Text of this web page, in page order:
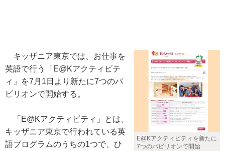
E@Kアクティビティを新たに
7つのパビリオンで開始
キッザニア東京では、お仕事を
英語で行う「E@Kアクティビテ
ィ」を7月1日より新たに7つのパ
ビリオンで開始する。
「E@Kアクティビティ」とは、
キッザニア東京で行われている英
語プログラムのうちの1つで、ひ